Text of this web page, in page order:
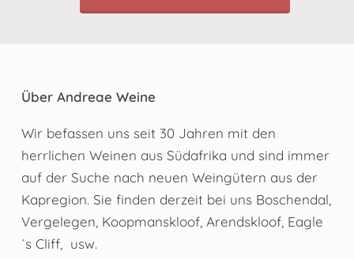
Über Andreae Weine
Wir befassen uns seit 30 Jahren mit den
herrlichen Weinen aus Südafrika und sind immer
auf der Suche nach neuen Weingütern aus der
Kapregion. Sie finden derzeit bei uns Boschendal,
Vergelegen, Koopmanskloof, Arendskloof, Eagle
´s Cliff, usw.